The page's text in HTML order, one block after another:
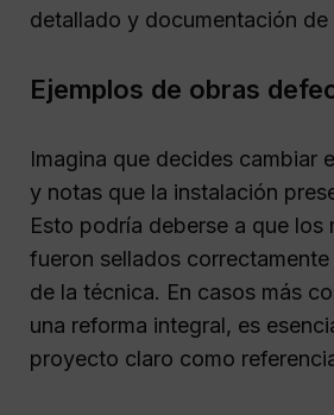
detallado y documentación de
Ejemplos de obras
Imagina que decides cambiar
y notas que la instalación
Esto podría deberse a que los
fueron sellados correctamente
de la técnica. En casos más
una reforma integral, es
proyecto claro como